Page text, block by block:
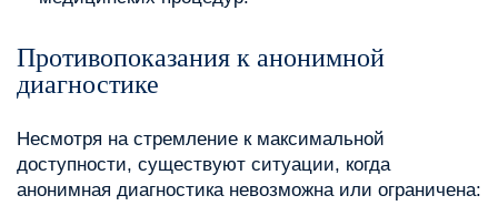
Противопоказания к анонимной
диагностике
Несмотря на стремление к максимальной
доступности, существуют ситуации, когда
анонимная диагностика невозможна или ограничена: